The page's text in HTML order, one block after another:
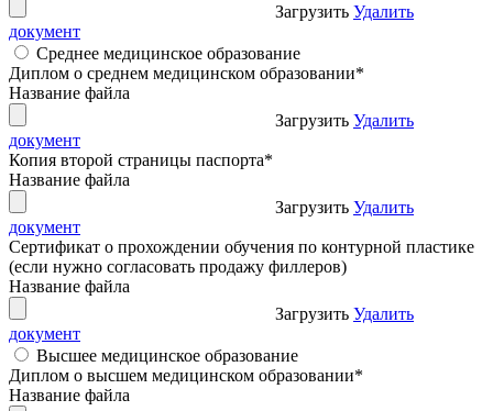
Загрузить Удалить
документ
Среднее медицинское образование
Диплом о среднем медицинском образовании*
Название файла
Загрузить Удалить
документ
Копия второй страницы паспорта*
Название файла
Загрузить Удалить
документ
Сертификат о прохождении обучения по контурной пластике
(если нужно согласовать продажу филлеров)
Название файла
Загрузить Удалить
документ
Высшее медицинское образование
Диплом о высшем медицинском образовании*
Название файла